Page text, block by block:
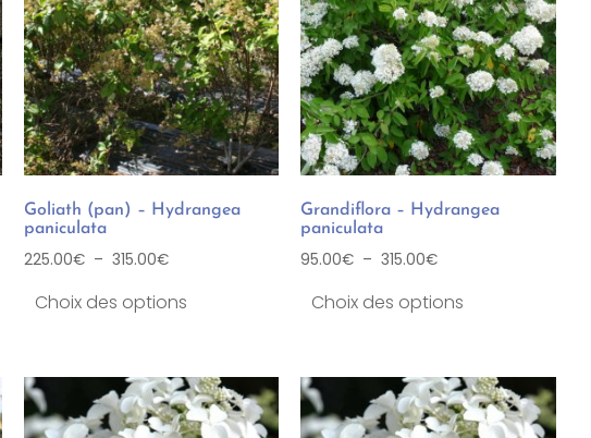
Goliath (pan) – Hydrangea
paniculata
225.00€ – 315.00€
Choix des options
Grandiflora – Hydrangea
paniculata
95.00€ – 315.00€
Choix des options